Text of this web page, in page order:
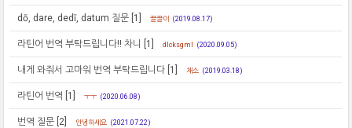
dō, dare, dedī, datum 질문 [1] 끌끌이 (2019.08.17)
라틴어 번역 부탁드립니다!! 차니 [1] dlcksgml (2020.09.05)
내게 와줘서 고마워 번역 부탁드립니다 [1] 채소 (2019.03.18)
라틴어 번역 [1] ㅜㅜ (2020.06.08)
번역 질문 [2] 안녕하세요 (2021.07.22)